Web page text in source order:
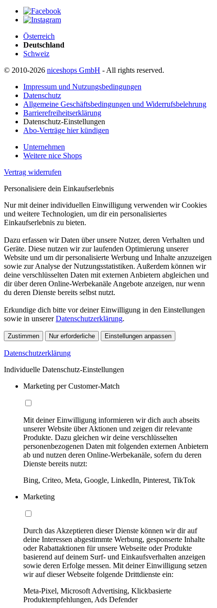
Österreich
Deutschland
Schweiz
© 2010-2026 niceshops GmbH - All rights reserved.
Impressum und Nutzungsbedingungen
Datenschutz
Allgemeine Geschäftsbedingungen und Widerrufsbelehrung
Barrierefreiheitserklärung
Datenschutz-Einstellungen
Abo-Verträge hier kündigen
Unternehmen
Weitere nice Shops
Vertrag widerrufen
Personalisiere dein Einkaufserlebnis
Nur mit deiner individuellen Einwilligung verwenden wir Cookies
und weitere Technologien, um dir ein personalisiertes
Einkaufserlebnis zu bieten.
Dazu erfassen wir Daten über unsere Nutzer, deren Verhalten und
Geräte. Diese nutzen wir zur laufenden Optimierung unserer
Website und um dir personalisierte Werbung und Inhalte anzuzeigen
sowie zur Analyse der Nutzungsstatistiken. Außerdem können wir
deine verschlüsselten Daten mit externen Anbietern abgleichen und
dir über deren Online-Werbekanäle Angebote anzeigen, nur wenn
du deren Dienste bereits selbst nutzt.
Erkundige dich bitte vor deiner Einwilligung in den Einstellungen
sowie in unsererDatenschutzerklärung.
Zustimmen Nur erforderliche Einstellungen anpassen
Datenschutzerklärung
Individuelle Datenschutz-Einstellungen
Marketing per Customer-Match
Mit deiner Einwilligung informieren wir dich auch abseits
unserer Website über Aktionen und zeigen dir relevante
Produkte. Dazu gleichen wir deine verschlüsselten
personenbezogenen Daten mit folgenden externen Anbietern
ab und nutzen deren Online-Werbekanäle, sofern du deren
Dienste bereits nutzt:
Bing, Criteo, Meta, Google, LinkedIn, Pinterest, TikTok
Marketing
Durch das Akzeptieren dieser Dienste können wir dir auf
deine Interessen abgestimmte Werbung, gesponserte Inhalte
oder Rabattaktionen für unsere Webseite oder Produkte
basierend auf deinem Surf- und Einkaufsverhalten anzeigen
sowie deren Erfolge messen. Mit deiner Einwilligung setzen
wir auf dieser Webseite folgende Drittdienste ein:
Meta-Pixel, Microsoft Advertising, Klickbasierte
Produktempfehlungen, Ads Defender